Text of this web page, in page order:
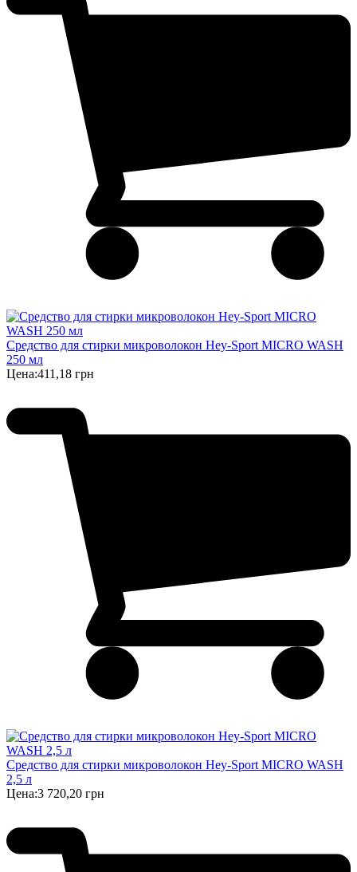
Cредство для стирки микроволокон Hey-Sport MIСRO WASH
250 мл
Цена:411,18 грн
Cредство для стирки микроволокон Hey-Sport MICRO WASH
2,5 л
Цена:3 720,20 грн